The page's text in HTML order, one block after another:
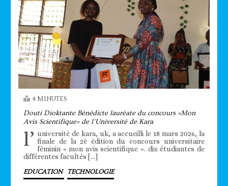
4 MINUTES
Douti Dioktante Bénédicte lauréate du concours «Mon
Avis Scientifique» de l’Université de Kara
l’ université de kara, uk, a accueilli le 18 mars 2026, la
finale de la 2è édition du concours universitaire
féminin « mon avis scientifique ». dix étudiantes de
différentes facultés […]
EDUCATION TECHNOLOGIE